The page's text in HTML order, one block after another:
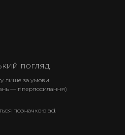
погляд.
лише за умови
— гіперпосилання)
позначкою ad.